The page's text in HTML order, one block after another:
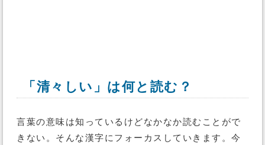
「清々しい」は何と読む？
言葉の意味は知っているけどなかなか読むことがで
きない。そんな漢字にフォーカスしていきます。今